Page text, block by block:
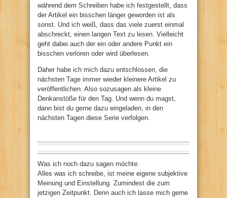
während dem Schreiben habe ich festgestellt, dass
der Artikel ein bisschen länger geworden ist als
sonst. Und ich weiß, dass das viele zuerst einmal
abschreckt, einen langen Text zu lesen. Vielleicht
geht dabei auch der ein oder andere Punkt ein
bisschen verloren oder wird überlesen.
Daher habe ich mich dazu entschlossen, die
nächsten Tage immer wieder kleinere Artikel zu
veröffentlichen. Also sozusagen als kleine
Denkanstöße für den Tag. Und wenn du magst,
dann bist du gerne dazu eingeladen, in den
nächsten Tagen diese Serie verfolgen.
Was ich noch dazu sagen möchte:
Alles was ich schreibe, ist meine eigene subjektive
Meinung und Einstellung. Zumindest die zum
jetzigen Zeitpunkt. Denn auch ich lasse mich gerne